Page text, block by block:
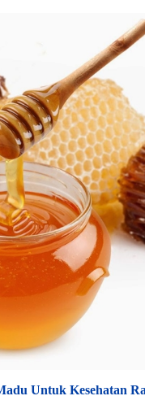
Untuk Kesehatan